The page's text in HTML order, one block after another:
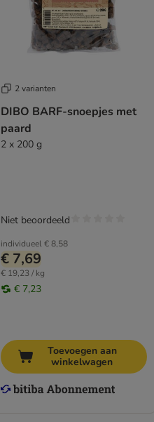
2 varianten
DIBO BARF-snoepjes met
paard
2 x 200 g
individueel € 8,58
€ 7,69
€ 19,23 / kg
€ 7,23
Niet beoordeeld
Toevoegen aan
winkelwagen